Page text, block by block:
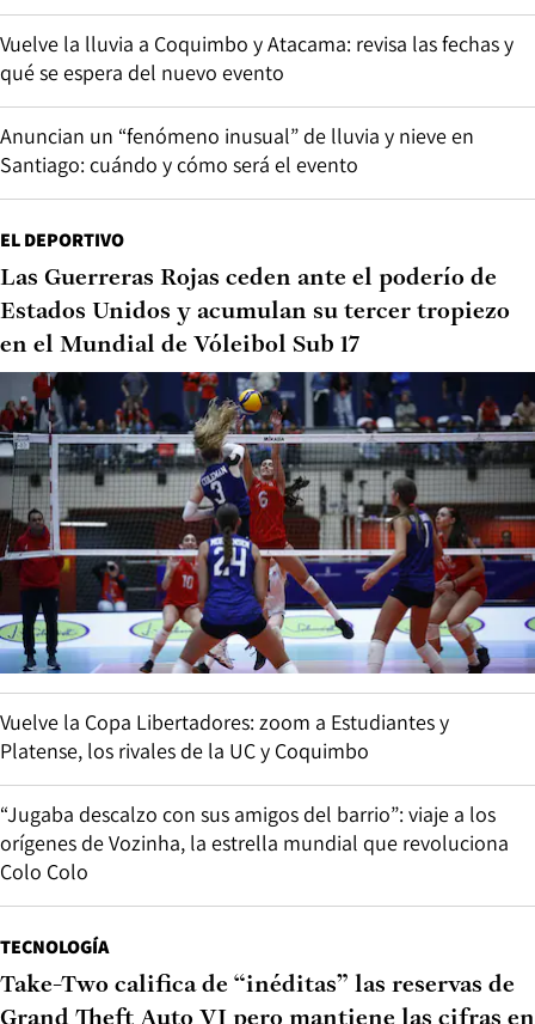
Vuelve la lluvia a Coquimbo y Atacama: revisa las fechas y
qué se espera del nuevo evento
Anuncian un “fenómeno inusual” de lluvia y nieve en
Santiago: cuándo y cómo será el evento
EL DEPORTIVO
Las Guerreras Rojas ceden ante el poderío de
Estados Unidos y acumulan su tercer tropiezo
en el Mundial de Vóleibol Sub 17
Vuelve la Copa Libertadores: zoom a Estudiantes y
Platense, los rivales de la UC y Coquimbo
“Jugaba descalzo con sus amigos del barrio”: viaje a los
orígenes de Vozinha, la estrella mundial que revoluciona
Colo Colo
TECNOLOGÍA
Take-Two califica de “inéditas” las reservas de
Grand Theft Auto VI pero mantiene las cifras en